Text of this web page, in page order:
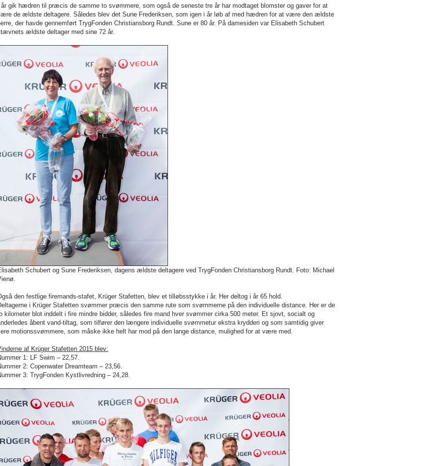
gik hædren til præcis de samme to svømmere, som også de seneste tre år har modtaget blomster og gaver for at
de ældste deltagere. Således blev det Sune Frederiksen, som igen i år løb af med hædren for at være den ældste
der havde gennemført TrygFonden Christiansborg Rundt. Sune er 80 år. På damesiden var Elisabeth Schubert
ældste deltager med sine 72 år.
Schubert og Sune Frederiksen, dagens ældste deltagere ved TrygFonden Christiansborg Rundt. Foto: Michael
den festlige firemands-stafet, Krüger Stafetten, blev et tilløbsstykke i år. Her deltog i år 65 hold.
i Krüger Stafetten svømmer præcis den samme rute som svømmerne på den individuelle distance. Her er de
kilometer blot inddelt i fire mindre bidder, således fire mand hver svømmer cirka 500 meter. Et sjovt, socialt og
åbent vand-tiltag, som tilfører den længere individuelle svømmetur ekstra krydderi og som samtidig giver
motionssvømmere, som måske ikke helt har mod på den lange distance, mulighed for at være med.
af Krüger Stafetten 2015 blev:
1: LF Swim – 22,57.
2: Copenwater Dreamteam – 23,56.
3: TrygFonden Kystlivredning – 24,28.